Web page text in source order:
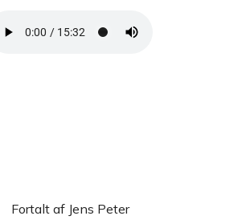
Fortalt af Jens Peter